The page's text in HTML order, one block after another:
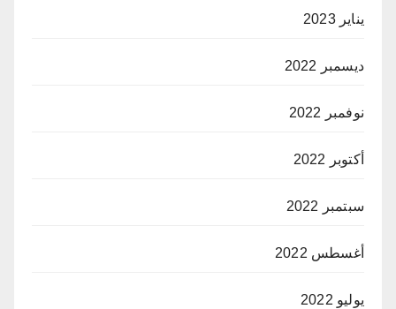
يناير 2023
ديسمبر 2022
نوفمبر 2022
أكتوبر 2022
سبتمبر 2022
أغسطس 2022
يوليو 2022